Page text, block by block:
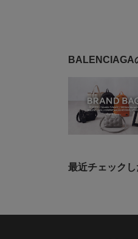
BALENCIAGA
最近チェック